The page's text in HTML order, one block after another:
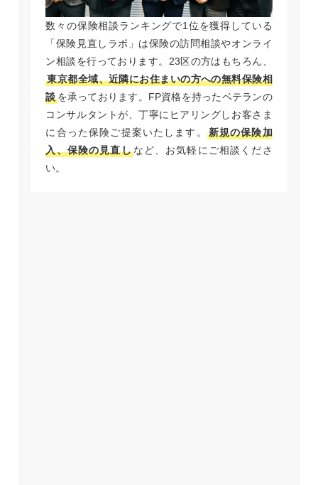
数々の保険相談ランキングで1位を獲得している
「保険見直しラボ」は保険の訪問相談やオンライ
ン相談を行っております。23区の方はもちろん、
東京都全域、近隣にお住まいの方への無料保険相
談を承っております。FP資格を持ったベテランの
コンサルタントが、丁寧にヒアリングしお客さま
に合った保険ご提案いたします。
新規の保険加
入、保険の見直しなど、お気軽にご相談くださ
い。